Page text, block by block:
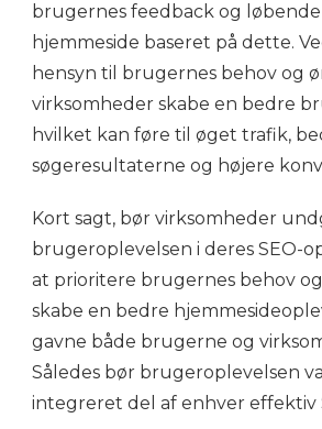
brugernes feedback og
hjemmeside baseret på dette.
hensyn til brugernes behov og
virksomheder skabe en bedre
hvilket kan føre til øget trafik,
søgeresultaterne og højere
Kort sagt, bør virksomheder
brugeroplevelsen i deres SEO-
at prioritere brugernes behov
skabe en bedre
gavne både brugerne og
Således bør brugeroplevelsen
integreret del af enhver effektiv